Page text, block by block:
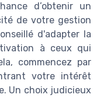
d’obtenir un
de votre gestion
d'adapter la
à ceux qui
commencez par
votre intérêt
Un choix judicieux